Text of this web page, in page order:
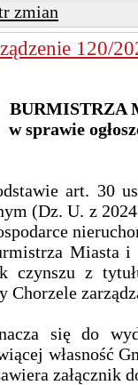
zmian
120/
BURMISTRZA
w sprawie
art. 30
(Dz. U. z
Miasta i
czynszu z
Chorzele
się do
własność
załącznik